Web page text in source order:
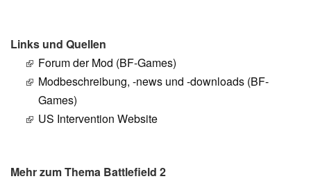
Links und Quellen
Forum der Mod (BF-Games)
Modbeschreibung, -news und -downloads (BF-
Games)
US Intervention Website
Mehr zum Thema Battlefield 2